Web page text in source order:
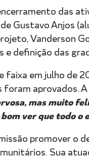
das
Gustavo Anjos
Vanderson
e definição das
faixa em julho de
aprovados.
mas muito
ver que todo o
promover o
Sua